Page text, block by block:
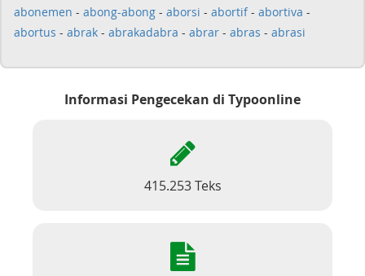
abonemen - abong-abong - aborsi - abortif- abortiva -
abortus - abrak - abrakadabra - abrar - abras - abrasi
Informasi Pengecekan di Typoonline
415.253 Teks